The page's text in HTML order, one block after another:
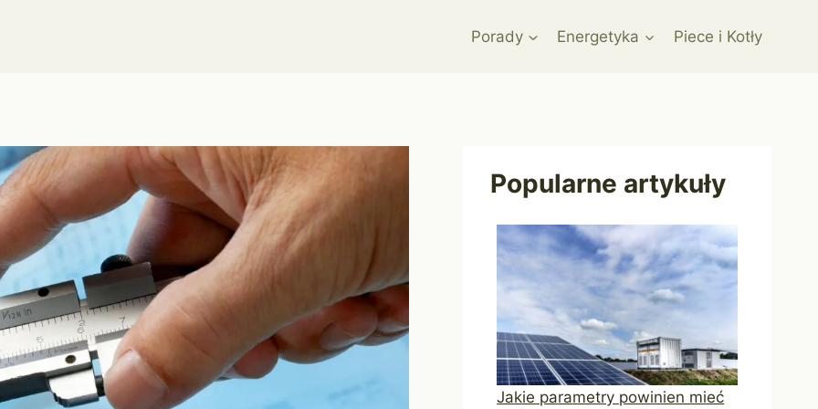
Porady Energetyka Piece i Kotły
Popularne artykuły
Jakie parametry powinien mieć